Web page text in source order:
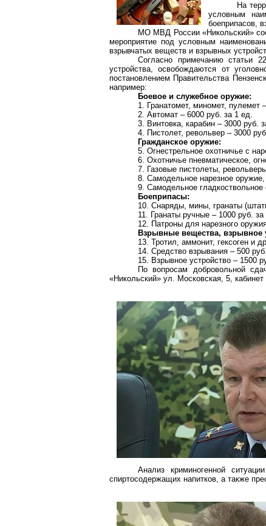
На
условным
боеприпасов,
МО МВД России «Никольский»
мероприятие под условным
взрывчатых веществ и взрывных
Согласно примечанию статьи
устройства, освобождаются от
постановлением Правительства
например:
Боевое и служебное оружие:
1. Гранатомет, миномет, пулемет
2. Автомат – 6000 руб. за 1 ед.
3. Винтовка, карабин – 3000 руб.
4. Пистолет, револьвер – 3000
Гражданское оружие:
5. Огнестрельное охотничье с
6. Охотничье пневматическое,
7. Газовые пистолеты,
8. Самодельное нарезное оружие,
9. Самодельное гладкоствольное
Боеприпасы:
10. Снаряды, мины, гранаты
11. Гранаты ручные – 1000 руб. за
12. Патроны для нарезного
Взрывные вещества, взрывное
13. Тротил, аммонит, гексоген и
14. Средство взрывания – 500
15. Взрывное устройство – 1500
По вопросам добровольной
«Никольский» ул. Московская, 5,
Анализ криминогенной
спиртосодержащих напитков, а также